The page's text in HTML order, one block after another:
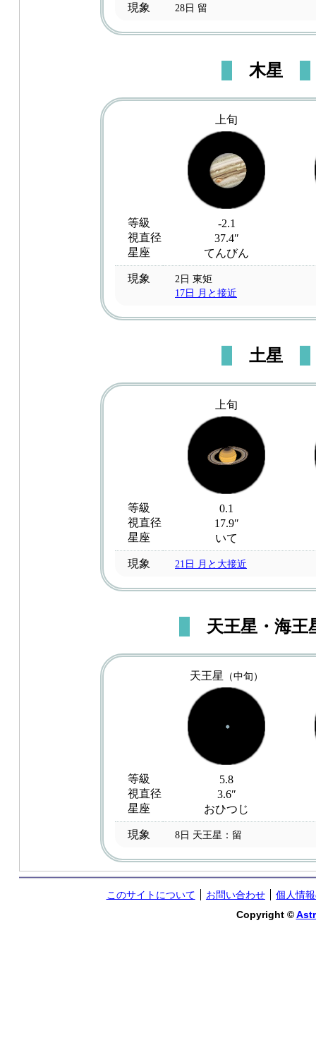
現象 28日 留
木星
上旬
等級
-2.1
視直径
37.4″
星座
てんびん
現象
2日 東矩
17日 月と接近
土星
上旬
等級
0.1
視直径
17.9″
星座
いて
現象 21日 月と大接近
天王星・海王
天王星 （中旬）
等級
5.8
視直径
3.6″
星座
おひつじ
現象 8日 天王星：留
このサイトについて お問い合わせ
個人情
Copyright ©